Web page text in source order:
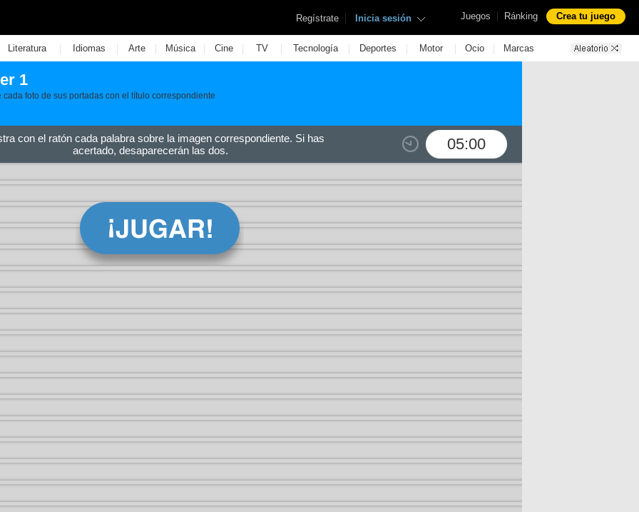
Juegos | Ránking Crea tu juego
Regístrate | Inicia sesión
Literatura | Idiomas | Arte | Música | Cine | TV | Tecnología | Deportes | Motor | Ocio | Marcas
1
cada foto de sus portadas con el título correspondiente
05:00
con el ratón cada palabra sobre la imagen correspondiente. Si has
acertado, desaparecerán las dos.